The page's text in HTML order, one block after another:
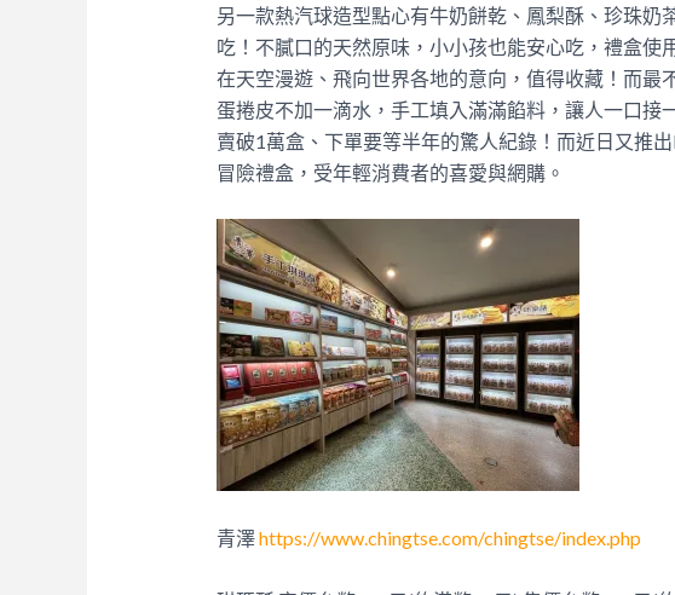
另一款熱汽球造型點心有牛奶餅乾、鳳梨酥、珍珠
吃！不膩口的天然原味，小小孩也能安心吃，禮盒使
在天空漫遊、飛向世界各地的意向，值得收藏！而最
蛋捲皮不加一滴水，手工填入滿滿餡料，讓人一口接
賣破1萬盒、下單要等半年的驚人紀錄！而近日又推
冒險禮盒，受年輕消費者的喜愛與網購。
青澤https://www.chingtse.com/chingtse/index.php